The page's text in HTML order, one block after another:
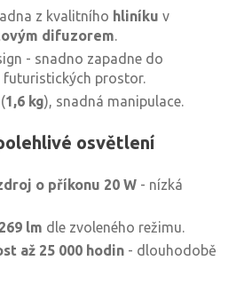
z kvalitního hliníku v
difuzorem.
- snadno zapadne do
prostor.
1,6 kg), snadná manipulace.
osvětlení
o příkonu 20 W - nízká
lm dle zvoleného režimu.
až 25 000 hodin - dlouhodobě